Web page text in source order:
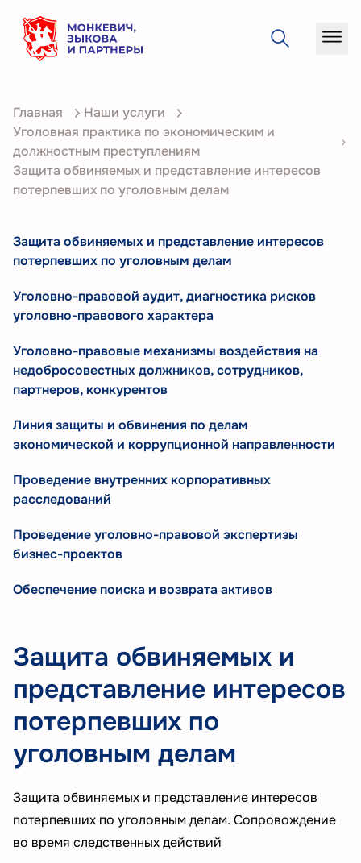
компании
Услуги
Кейсы
Контакты
Главная
Наши услуги
Уголовная практика по экономическим и
должностным преступлениям
Защита обвиняемых и представление интересов
потерпевших по уголовным делам
Защита обвиняемых и представление интересов
потерпевших по уголовным делам
Уголовно-правовой аудит, диагностика рисков
уголовно-правового характера
Уголовно-правовые механизмы воздействия на
недобросовестных должников, сотрудников,
партнеров, конкурентов
Линия защиты и обвинения по делам
экономической и коррупционной направленности
Проведение внутренних корпоративных
расследований
Проведение уголовно-правовой экспертизы
бизнес-проектов
Обеспечение поиска и возврата активов
Защита обвиняемых и
представление интересов
потерпевших по
уголовным делам
Защита обвиняемых и представление интересов
потерпевших по уголовным делам. Сопровождение
во время следственных действий